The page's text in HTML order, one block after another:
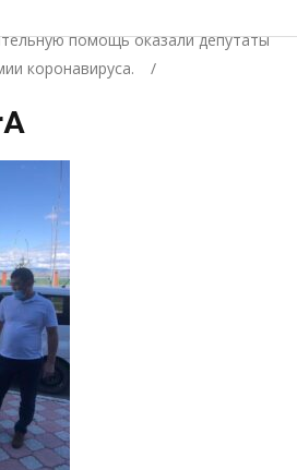
помощь оказали депутаты
коронавируса.